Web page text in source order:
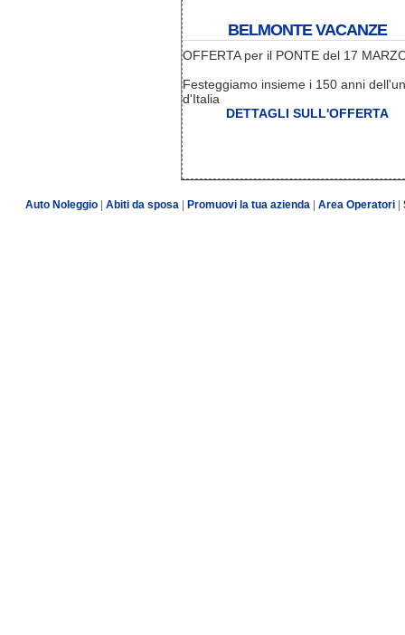
BELMONTE VACANZE
OFFERTA per il PONTE del 17
Festeggiamo insieme i 150 anni
d'Italia
DETTAGLI SULL'OFFERTA
Auto Noleggio Abiti da sposa Promuovi la tua azienda Area Operatori